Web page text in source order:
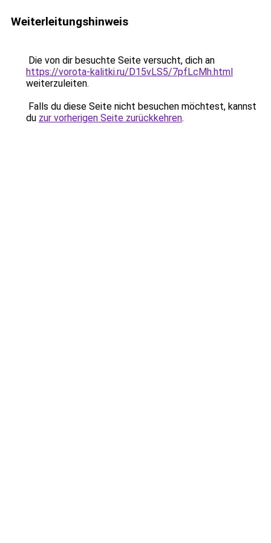
Weiterleitungshinweis
Die von dir besuchte Seite versucht, dich an
https://vorota-kalitki.ru/D15vLS5/7pfLcMh.html
weiterzuleiten.
Falls du diese Seite nicht besuchen möchtest, kannst
du zur vorherigen Seite zurückkehren.